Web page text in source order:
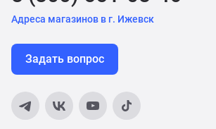
Адреса магазинов в г. Ижевск
Задать вопрос